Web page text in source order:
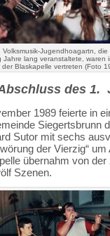
Volksmusik-Jugendhoagartn,
Jahre lang veranstaltete, waren
der Blaskapelle vertreten (Foto
des 1.
1989 feierte in
Siegertsbrunn
Sutor mit sechs
der Vierzig“
übernahm von
Szenen.